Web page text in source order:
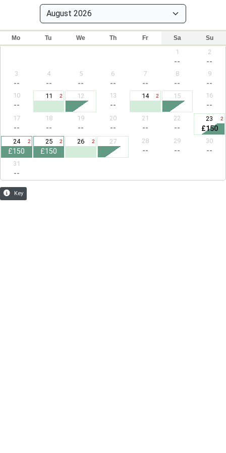
Mo Tu We Th Fr Sa Su
1
--
2
--
3
--
4
--
5
--
6
--
7
--
8
--
9
--
10
--
2
11 12 13
--
2
14 15 16
--
17
--
18
--
19
--
20
--
21
--
22
--
2
23
£150
2
24
£150
2
25
£150
2
26 27 28
--
29
--
30
--
31
--
Key